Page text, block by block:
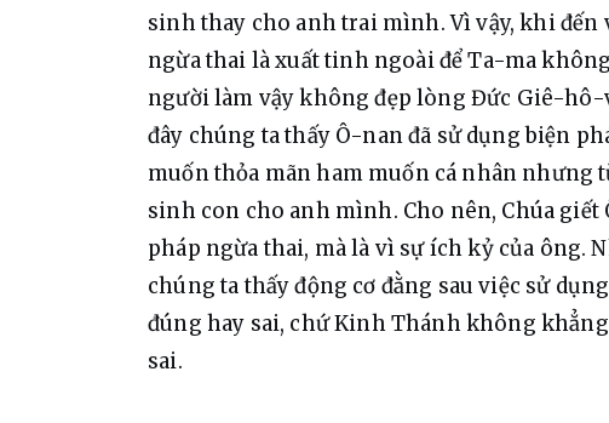
sinh thay cho anh trai mình. Vì vậy, khi đến
ngừa thai là xuất tinh ngoài để Ta-ma
người làm vậy không đẹp lòng Đức Giê-hô-
đây chúng ta thấy Ô-nan đã sử dụng biện
muốn thỏa mãn ham muốn cá nhân nhưng
sinh con cho anh mình. Cho nên, Chúa
pháp ngừa thai, mà là vì sự ích kỷ của ông.
chúng ta thấy động cơ đằng sau việc sử
đúng hay sai, chứ Kinh Thánh không
sai.